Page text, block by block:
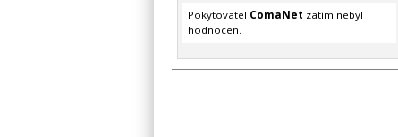
Pokytovatel ComaNet zatím nebyl
hodnocen.